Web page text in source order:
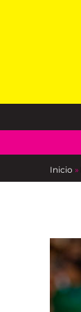
Inicio »